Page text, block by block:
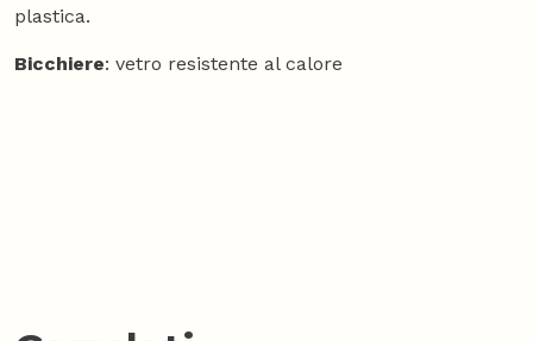
plastica.
Bicchiere: vetro resistente al calore